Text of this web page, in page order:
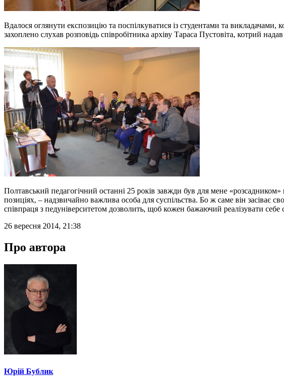
Вдалося оглянути експозицію та поспілкуватися із студентами та
захоплено слухав розповідь співробітника архіву Тараса Пустовіта, котрий
Полтавський педагогічний останні 25 років завжди був для мене
позиціях, – надзвичайно важлива особа для суспільства. Бо ж саме він
співпраця з педуніверситетом дозволить, щоб кожен бажаючий реалізувати
26 вересня 2014, 21:38
Про автора
Юрій Бублик